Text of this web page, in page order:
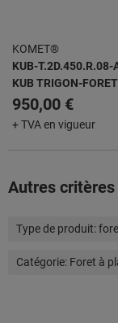
KOMET®
KUB-T.2D.450.R.08-
KUB TRIGON-
PLAQUETTES
950,00 €
+ TVA en vigueur
Autres
Type de produit:
Catégorie: Foret à